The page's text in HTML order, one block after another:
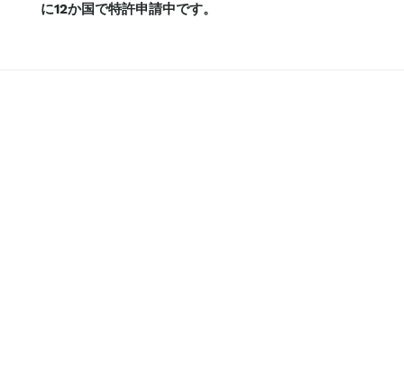
に12か国で特許申請中です。